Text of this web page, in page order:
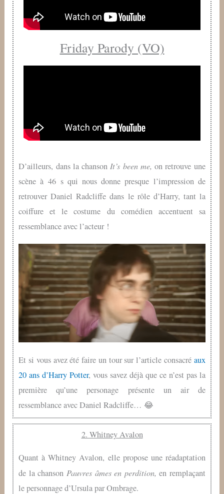
Friday Parody (VO)
D’ailleurs, dans la chansonIt’s been me, on retrouve une
scène à 46 s qui nous donne presque l’impression de
retrouver Daniel Radcliffe dans le rôle d’Harry, tant la
coiffure et le costume du comédien accentuent sa
ressemblance avec l’acteur !
Et si vous avez été faire un tour sur l’article consacréaux
20 ans d’Harry Potter, vous savez déjà que ce n’est pas la
première qu’une personage présente un air de
ressemblance avec Daniel Radcliffe… 😂
2. Whitney Avalon
Quant à Whitney Avalon, elle propose une réadaptation
de la chanson Pauvres âmes en perdition,en remplaçant
le personnage d’Ursula par Ombrage.